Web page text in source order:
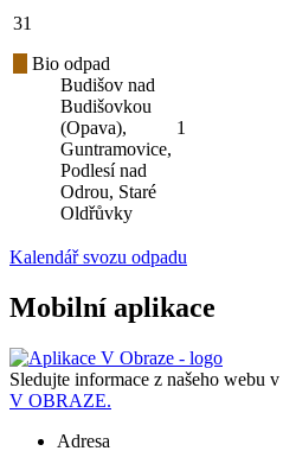
31
Bio odpad
Budišov nad
Budišovkou
(Opava),
Guntramovice,
Podlesí nad
Odrou, Staré
Oldřůvky
1
Kalendář svozu odpadu
Mobilní aplikace
Sledujte informace z našeho webu v
V OBRAZE.
Adresa